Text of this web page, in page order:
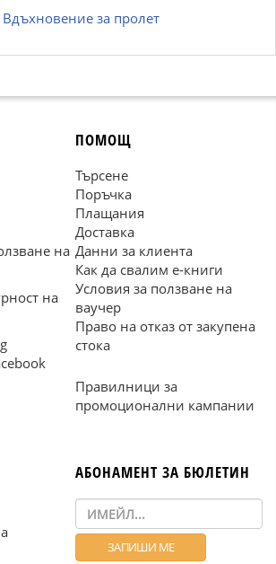
Вдъхновение за пролет
на
на
ПОМОЩ
Търсене
Поръчка
Плащания
Доставка
Данни за клиента
Как да свалим е-книги
Условия за ползване на
ваучер
Право на отказ от закупена
стока
Правилници за
промоционални кампании
АБОНАМЕНТ ЗА БЮЛЕТИН